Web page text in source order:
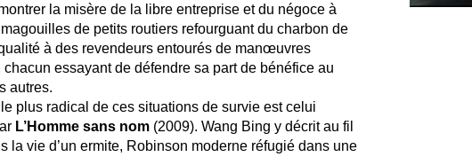
la misère de la libre entreprise et du négoce à
de petits routiers refourguant du charbon de
à des revendeurs entourés de manœuvres
chacun essayant de défendre sa part de bénéfice au
autres.
le plus radical de ces situations de survie est celui
L’Homme sans nom (2009). Wang Bing y décrit au fil
la vie d’un ermite, Robinson moderne réfugié dans une